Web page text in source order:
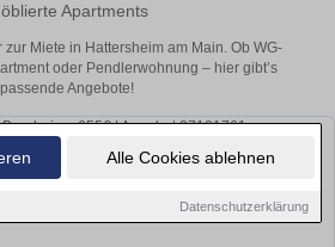
Alle Cookies ablehnen
Datenschutzerklärung
Apartments
zur Miete in Hattersheim am Main. Ob WG-
oder Pendlerwohnung – hier gibt’s
passende Angebote!